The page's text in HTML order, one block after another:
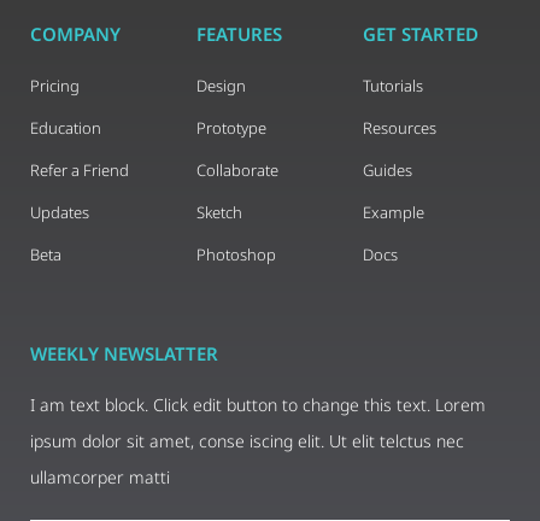
COMPANY
Pricing
Education
Refer a Friend
Updates
Beta
FEATURES
Design
Prototype
Collaborate
Sketch
Photoshop
GET STARTED
Tutorials
Resources
Guides
Example
Docs
WEEKLY NEWSLATTER
I am text block. Click edit button to change this text. Lorem
ipsum dolor sit amet, conse iscing elit. Ut elit telctus nec
ullamcorper matti